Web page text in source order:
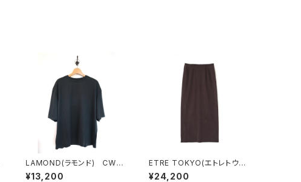
LAMOND(ラモンド) CWO
OL TEE
¥13,200
ETRE TOKYO(エトレトウキ
ョウ) キュプラジャージロン
¥24,200